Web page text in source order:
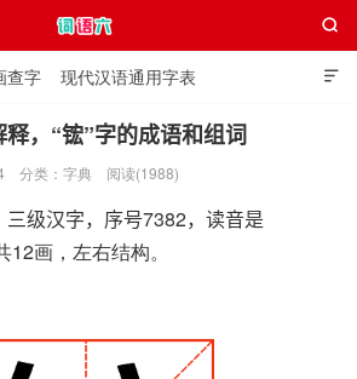

查字 现代汉语通用字表
全 独体字大全 极简英语词典

，“𬭎”字的成语和组词
分类： 字典 阅读(1988)
级汉字，序号7382，读音是
12画，左右结构。